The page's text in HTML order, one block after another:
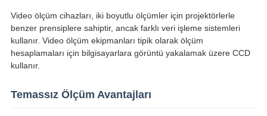
Video ölçüm cihazları, iki boyutlu ölçümler için projektörlerle
benzer prensiplere sahiptir, ancak farklı veri işleme sistemleri
kullanır. Video ölçüm ekipmanları tipik olarak ölçüm
hesaplamaları için bilgisayarlara görüntü yakalamak üzere CCD
kullanır.
Temassız Ölçüm Avantajları